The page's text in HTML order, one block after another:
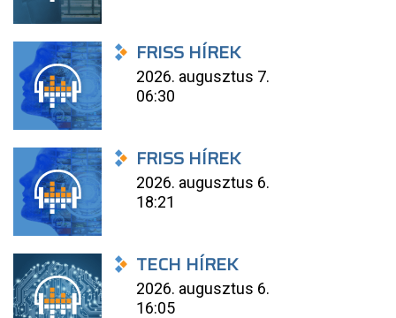
FRISS HÍREK
2026. augusztus 7.
06:30
FRISS HÍREK
2026. augusztus 6.
18:21
TECH HÍREK
2026. augusztus 6.
16:05